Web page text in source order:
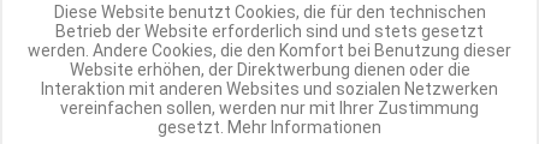
E-MAIL*
Anmelden
Diese Website benutzt Cookies, die für den technischen
Betrieb der Website erforderlich sind und stets gesetzt
werden. Andere Cookies, die den Komfort bei Benutzung dieser
Website erhöhen, der Direktwerbung dienen oder die
Interaktion mit anderen Websites und sozialen Netzwerken
vereinfachen sollen, werden nur mit Ihrer Zustimmung
gesetzt. Mehr Informationen